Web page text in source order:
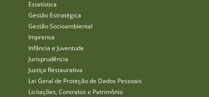
Estatística
Gestão Estratégica
Gestão Socioambiental
Imprensa
Infância e Juventude
Jurisprudência
Justiça Restaurativa
Lei Geral de Proteção de Dados Pessoais
Licitações, Contratos e Patrimônio